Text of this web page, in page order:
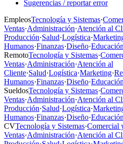
Sugerencias / reportar error
EmpleosTecnología y Sistemas·
Ventas·Administración·Atención al
Producción·Salud·Logística·
Humanos·Finanzas·Diseño·Educación
RemotoTecnología y Sistemas·
Ventas·Administración·Atención al
Cliente·Salud·Logística·Marketing·
Humanos·Finanzas·Diseño·Educación
SueldosTecnología y Sistemas·
Ventas·Administración·Atención al
Producción·Salud·Logística·
Humanos·Finanzas·Diseño·Educación
CVTecnología y Sistemas·Comercial
Ventas·Administración·Atención al